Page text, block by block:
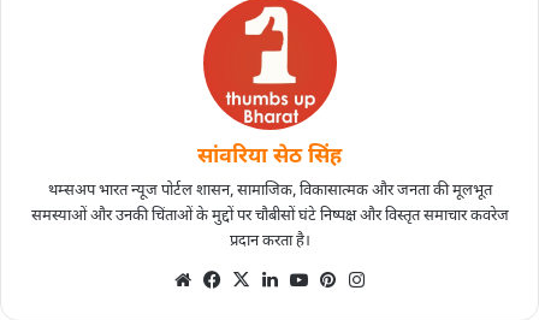
सांवरिया सेठ सिंह
थम्सअप भारत न्यूज पोर्टल शासन, सामाजिक, विकासात्मक और जनता की मूलभूत
समस्याओं और उनकी चिंताओं के मुद्दों पर चौबीसों घंटे निष्पक्ष और विस्तृत समाचार कवरेज
प्रदान करता है।